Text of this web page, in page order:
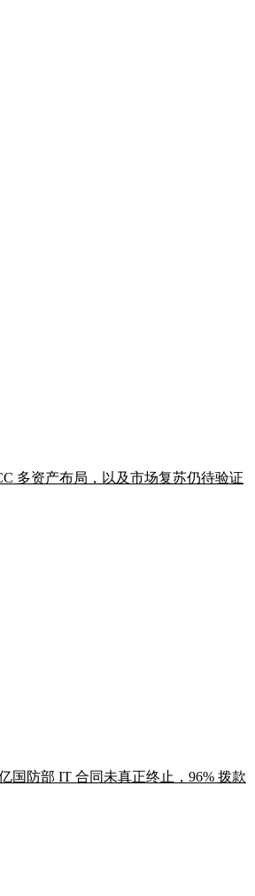
多资产布局，以及市场复苏仍待验证
国防部 IT 合同未真正终止，96% 拨款